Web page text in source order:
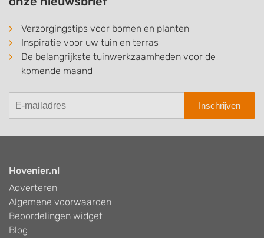
Verzorgingstips voor bomen en planten
Inspiratie voor uw tuin en terras
De belangrijkste tuinwerkzaamheden voor de
komende maand
Inschrijven
Hovenier.nl
Adverteren
Algemene voorwaarden
Beoordelingen widget
Blog